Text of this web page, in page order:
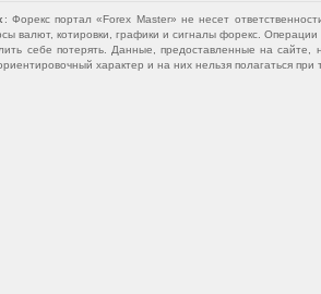
: Форекс портал «Forex Master» не несет
валют, котировки, графики и сигналы форекс.
себе потерять. Данные, предоставленные на
характер и на них нельзя полагаться при